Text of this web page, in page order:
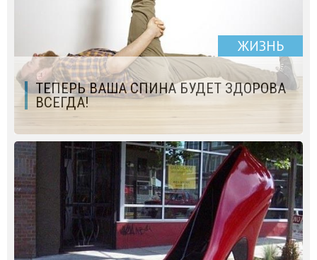
ЖИЗНЬ
ТЕПЕРЬ ВАША СПИНА БУДЕТ ЗДОРОВА
ВСЕГДА!